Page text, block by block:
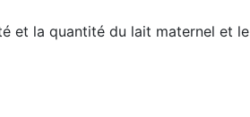
et la quantité du lait maternel et le